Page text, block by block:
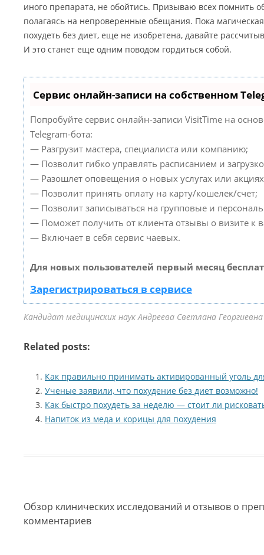
иного препарата, не обойтись. Призываю всех помнить
полагаясь на непроверенные обещания. Пока магическая
похудеть без диет, еще не изобретена, давайте
И это станет еще одним поводом гордиться собой.
Сервис онлайн-записи на собственном
Попробуйте сервис онлайн-записи VisitTime на
Telegram-бота:
— Разгрузит мастера, специалиста или компанию;
— Позволит гибко управлять расписанием и
— Разошлет оповещения о новых услугах или
— Позволит принять оплату на карту/кошелек/счет;
— Позволит записываться на групповые и
— Поможет получить от клиента отзывы о визите к
— Включает в себя сервис чаевых.
Для новых пользователей первый месяц
Зарегистрироваться в сервисе
Кандидат медицинских наук Андреева Светлана
Related posts:
Как правильно принимать активированный уголь
Ученые заявили, что похудение без диет возможно!
Как быстро похудеть за неделю — стоит ли
Напиток из меда и корицы для похудения
Обзор клинических исследований и отзывов о
комментариев